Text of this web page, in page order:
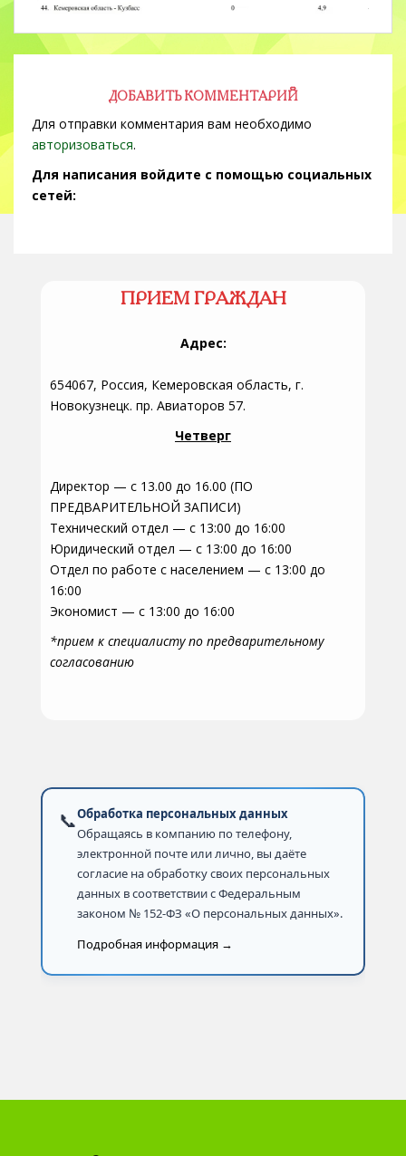
ДОБАВИТЬ КОММЕНТАРИЙ
Для отправки комментария вам необходимо
авторизоваться.
Для написания войдите с помощью социальных
сетей:
ПРИЕМ ГРАЖДАН
Адрес:
654067, Россия, Кемеровская область, г.
Новокузнецк. пр. Авиаторов 57.
Четверг
Директор — с 13.00 до 16.00 (ПО
ПРЕДВАРИТЕЛЬНОЙ ЗАПИСИ)
Технический отдел — с 13:00 до 16:00
Юридический отдел — с 13:00 до 16:00
Отдел по работе с населением — с 13:00 до
16:00
Экономист — с 13:00 до 16:00
*прием к специалисту по предварительному
согласованию
📞Обработка персональных данных
Обращаясь в компанию по телефону,
электронной почте или лично, вы даёте
согласие на обработку своих персональных
данных в соответствии с Федеральным
законом № 152-ФЗ «О персональных данных».
Подробная информация →